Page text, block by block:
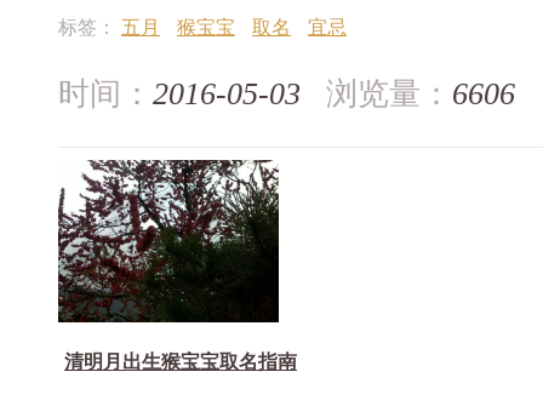
标签： 五月 猴宝宝 取名 宜忌
时间： 2016-05-03 浏览量： 6606
清明月出生猴宝宝取名指南